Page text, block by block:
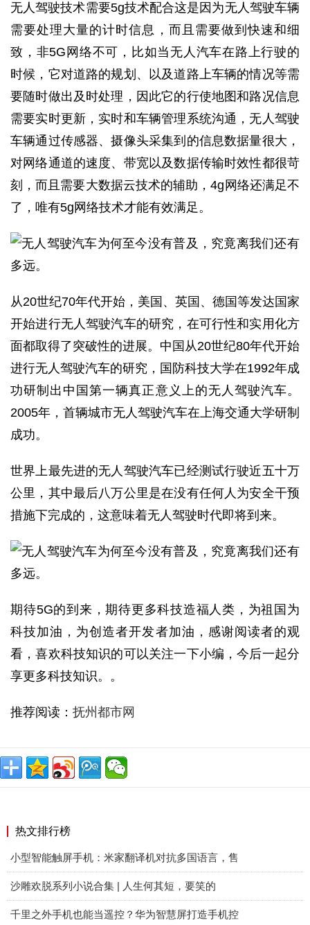
无人驾驶技术需要5g技术配合这是因为无人驾驶车辆
需要处理大量的计时信息，而且需要做到快速和细
致，非5G网络不可，比如当无人汽车在路上行驶的
时候，它对道路的规划、以及道路上车辆的情况等需
要随时做出及时处理，因此它的行使地图和路况信息
需要实时更新，实时和车辆管理系统沟通，无人驾驶
车辆通过传感器、摄像头采集到的信息数据量很大，
对网络通道的速度、带宽以及数据传输时效性都很苛
刻，而且需要大数据云技术的辅助，4g网络还满足不
了，唯有5g网络技术才能有效满足。
从20世纪70年代开始，美国、英国、德国等发达国家
开始进行无人驾驶汽车的研究，在可行性和实用化方
面都取得了突破性的进展。中国从20世纪80年代开始
进行无人驾驶汽车的研究，国防科技大学在1992年成
功研制出中国第一辆真正意义上的无人驾驶汽车。
2005年，首辆城市无人驾驶汽车在上海交通大学研制
成功。
世界上最先进的无人驾驶汽车已经测试行驶近五十万
公里，其中最后八万公里是在没有任何人为安全干预
措施下完成的，这意味着无人驾驶时代即将到来。
期待5G的到来，期待更多科技造福人类，为祖国为
科技加油，为创造者开发者加油，感谢阅读者的观
看，喜欢科技知识的可以关注一下小编，今后一起分
享更多科技知识。。
推荐阅读： 抚州都市网
热文排行榜
小型智能触屏手机：米家翻译机对抗多国语言，售
沙雕欢脱系列小说合集 | 人生何其短，要笑的
千里之外手机也能当遥控？华为智慧屏打造手机控